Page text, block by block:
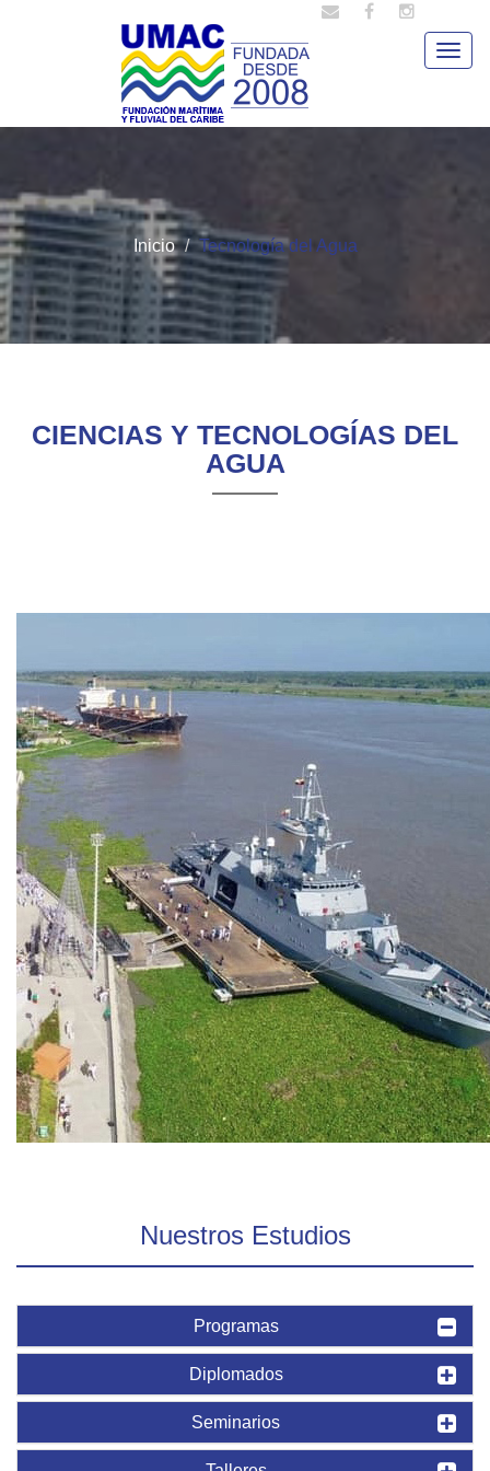
Inicio Tecnología del Agua
CIENCIAS Y TECNOLOGÍAS DEL
AGUA
Nuestros Estudios
Programas
Diplomados
Seminarios